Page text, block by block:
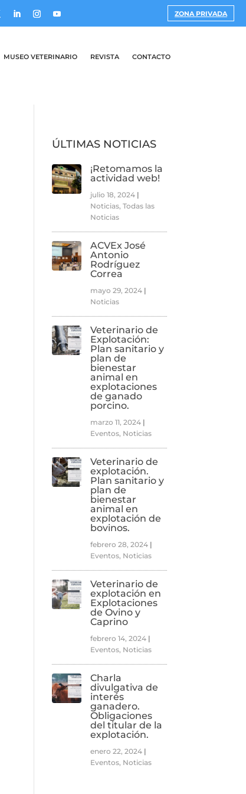
ZONA PRIVADA
MUSEO VETERINARIO REVISTA CONTACTO
ÚLTIMAS NOTICIAS
¡Retomamos la
actividad web!
julio 18, 2024 |
Noticias,Todas las
Noticias
ACVEx José
Antonio
Rodríguez
Correa
mayo 29, 2024 |
Noticias
Veterinario de
Explotación:
Plan sanitario y
plan de
bienestar
animal en
explotaciones
de ganado
porcino.
marzo 11, 2024 |
Eventos, Noticias
Veterinario de
explotación.
Plan sanitario y
plan de
bienestar
animal en
explotación de
bovinos.
febrero 28, 2024 |
Eventos, Noticias
Veterinario de
explotación en
Explotaciones
de Ovino y
Caprino
febrero 14, 2024 |
Eventos, Noticias
Charla
divulgativa de
interés
ganadero.
Obligaciones
del titular de la
explotación.
enero 22, 2024 |
Eventos, Noticias